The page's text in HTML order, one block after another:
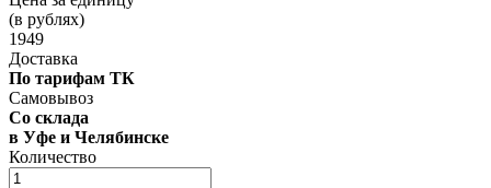
(в рублях)
1949
Доставка
По тарифам ТК
Самовывоз
Со склада
в Уфе и Челябинске
Количество